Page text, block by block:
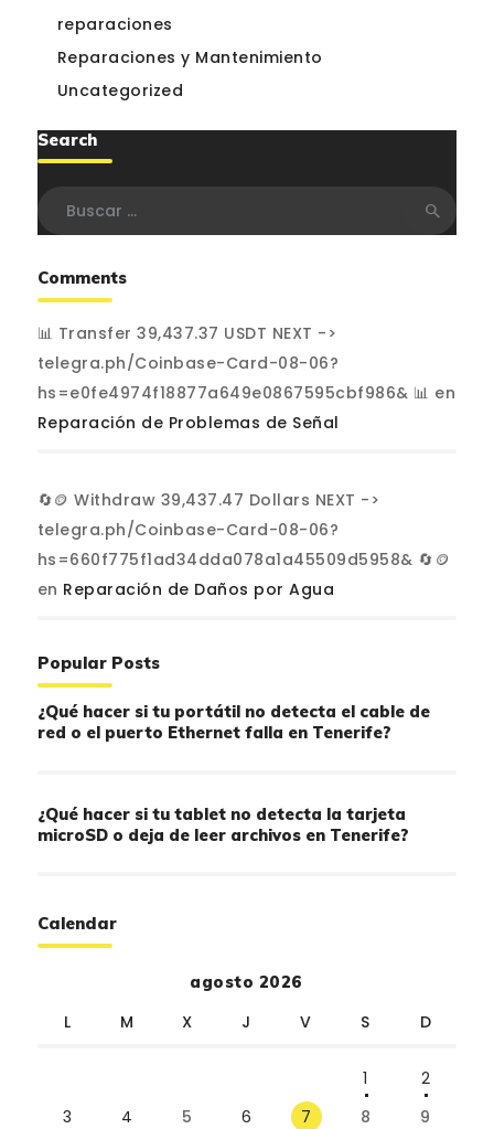
reparaciones
Reparaciones y Mantenimiento
Uncategorized
Search
Comments
📊 Transfer 39,437.37 USDT NEXT ->
telegra.ph/Coinbase-Card-08-06?
hs=e0fe4974f18877a649e0867595cbf986& 📊 en
Reparación de Problemas de Señal
🔄🪙 Withdraw 39,437.47 Dollars NEXT ->
telegra.ph/Coinbase-Card-08-06?
hs=660f775f1ad34dda078a1a45509d5958& 🔄🪙
en Reparación de Daños por Agua
Popular Posts
¿Qué hacer si tu portátil no detecta el cable de
red o el puerto Ethernet falla en Tenerife?
¿Qué hacer si tu tablet no detecta la tarjeta
microSD o deja de leer archivos en Tenerife?
Calendar
agosto 2026
L M X J V S D
1
2
3
4 5 6 7 8
9